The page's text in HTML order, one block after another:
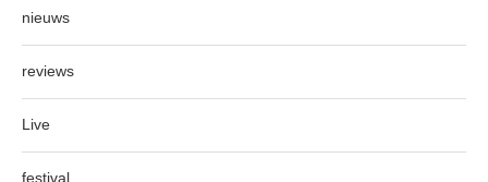
nieuws
reviews
Live
festival